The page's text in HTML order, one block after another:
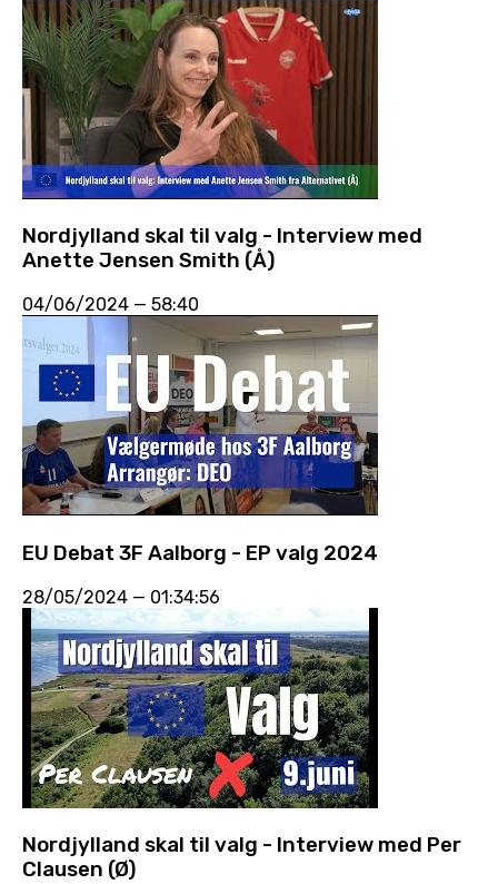
Nordjylland skal til valg - Interview med
Anette Jensen Smith (Å)
04/06/2024 — 58:40
EU Debat 3F Aalborg - EP valg 2024
28/05/2024 — 01:34:56
Nordjylland skal til valg - Interview med Per
Clausen (Ø)